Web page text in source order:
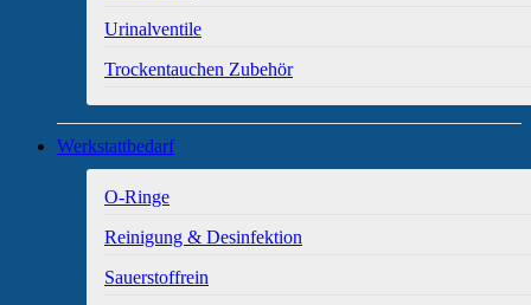
Urinalventile
Trockentauchen Zubehör
Werkstattbedarf
O-Ringe
Reinigung & Desinfektion
Sauerstoffrein